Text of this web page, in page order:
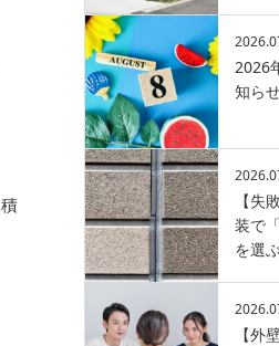
2026
知ら
【失
装で
を選
【外